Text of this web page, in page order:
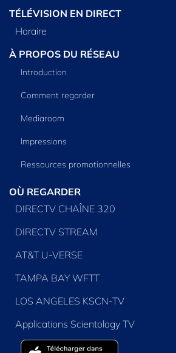
TÉLÉVISION EN DIRECT
Horaire
À PROPOS DU RÉSEAU
Introduction
Comment regarder
Mediaroom
Impressions
Ressources promotionnelles
OÙ REGARDER
DIRECTV CHAÎNE 320
DIRECTV STREAM
AT&T U-VERSE
TAMPA BAY WFTT
LOS ANGELES KSCN-TV
Applications Scientology TV